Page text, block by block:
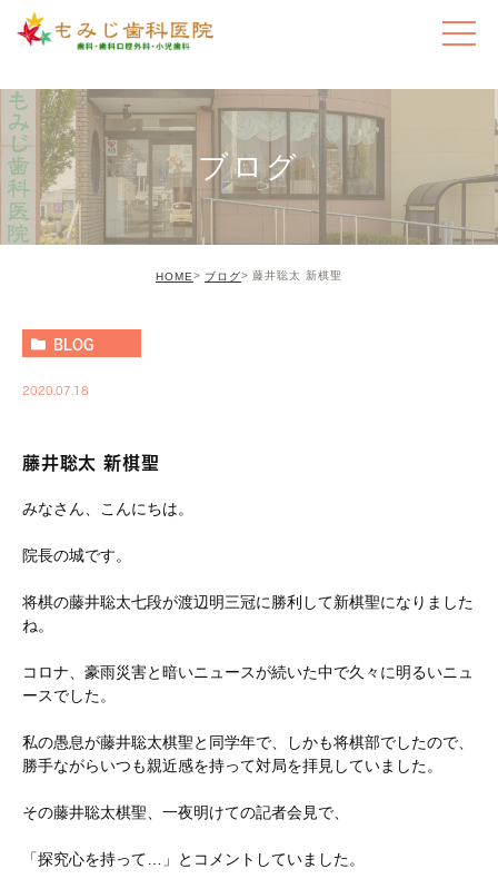
ブログ
HOME ブログ 藤井聡太 新棋聖
BLOG
2020.07.18
藤井聡太 新棋聖
みなさん、こんにちは。
院長の城です。
将棋の藤井聡太七段が渡辺明三冠に勝利して新棋聖になりました
ね。
コロナ、豪雨災害と暗いニュースが続いた中で久々に明るいニュ
ースでした。
私の愚息が藤井聡太棋聖と同学年で、しかも将棋部でしたので、
勝手ながらいつも親近感を持って対局を拝見していました。
その藤井聡太棋聖、一夜明けての記者会見で、
「探究心を持って…」とコメントしていました。